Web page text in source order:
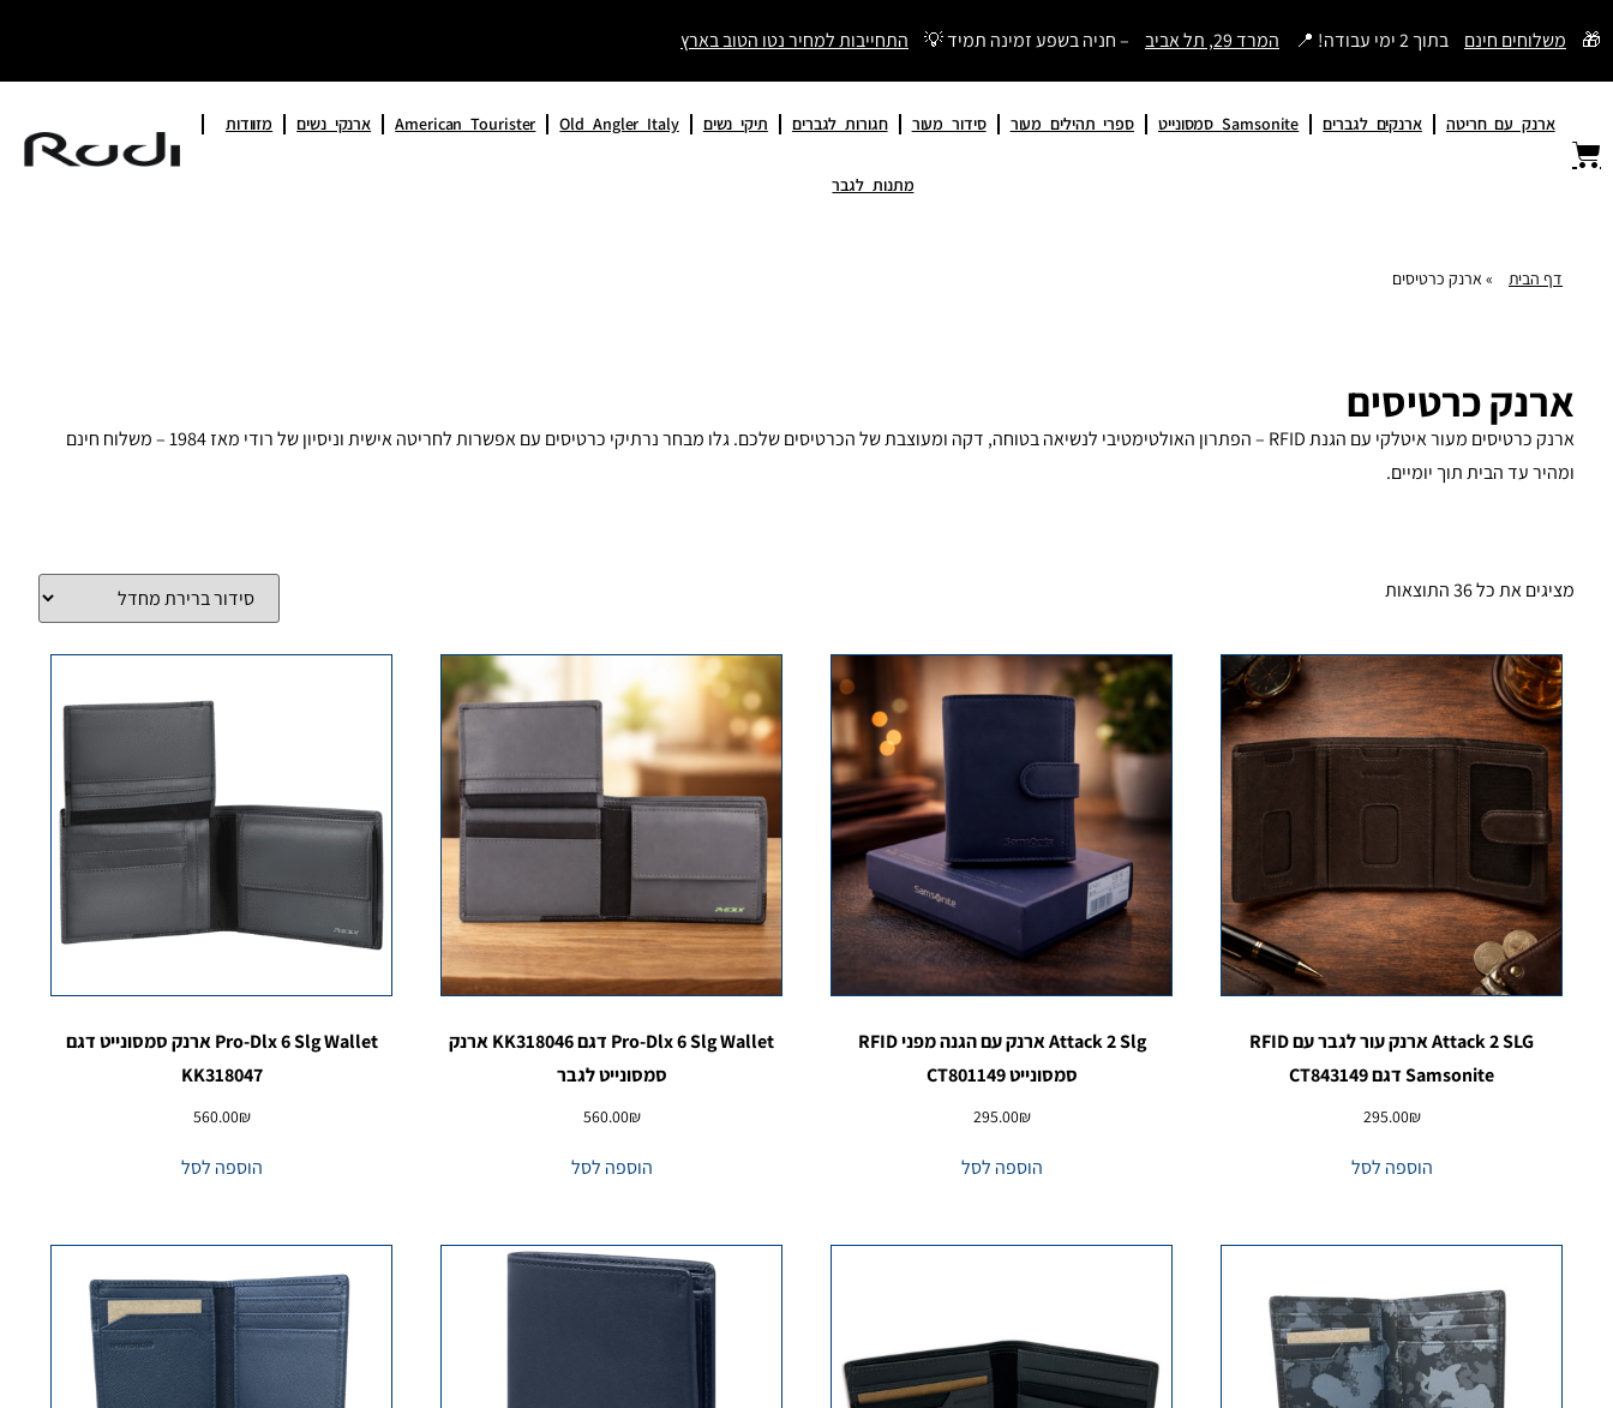
דילוג
🎁 משלוחים חינם בתוך 2 ימי עבודה! 📍 המרד 29, תל אביב – חניה בשפע זמינה תמיד 💡 התחייבות למחיר נטו הטוב בארץ
ארנק עם חריטה ארנקים לגברים Samsonite סמסונייט ספרי תהילים מעור סידור מעור חגורות לגברים תיקי נשים Old Angler Italy
American Tourister ארנקי נשים מזוודות
מתנות לגבר
דף הבית » ארנק כרטיסים
ארנק כרטיסים
ארנק כרטיסים מעור איטלקי עם הגנת RFID – הפתרון האולטימטיבי לנשיאה בטוחה, דקה ומעוצבת של הכרטיסים שלכם. גלו מבחר נרתיקי כרטיסים עם אפשרות לחריטה אישית וניסיון של רודי מאז 1984 – משלוח חינם
ומהיר עד הבית תוך יומיים.
מציגים את כל ⁦36⁩ התוצאות
Attack 2 SLG ארנק עור לגבר עם RFID
Samsonite דגם CT843149
295.00₪
הוספה לסל
Attack 2 Slg ארנק עם הגנה מפני RFID
סמסונייט CT801149
295.00₪
הוספה לסל
Pro-Dlx 6 Slg Wallet דגם KK318046 ארנק
סמסונייט לגבר
560.00₪
הוספה לסל
Pro-Dlx 6 Slg Wallet ארנק סמסונייט דגם
KK318047
560.00₪
הוספה לסל